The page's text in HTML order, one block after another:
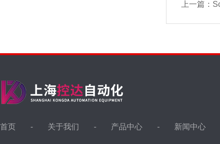
上一篇：
首页 关于我们 产品中心 新闻中心